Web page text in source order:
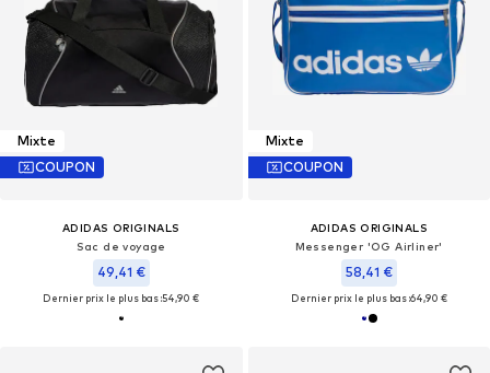
Mixte
COUPON
ADIDAS ORIGINALS
Sac de voyage
49,41 €
Dernier prix le plus bas :54,90 €
Mixte
COUPON
ADIDAS ORIGINALS
Messenger 'OG Airliner'
58,41 €
Dernier prix le plus bas :64,90 €